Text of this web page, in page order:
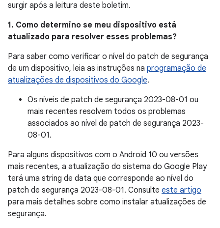
surgir após a leitura deste boletim.
1. Como determino se meu dispositivo está
atualizado para resolver esses problemas?
Para saber como verificar o nível do patch de segurança
de um dispositivo, leia as instruções na programação de
atualizações de dispositivos do Google.
Os níveis de patch de segurança 2023-08-01 ou
mais recentes resolvem todos os problemas
associados ao nível de patch de segurança 2023-
08-01.
Para alguns dispositivos com o Android 10 ou versões
mais recentes, a atualização do sistema do Google Play
terá uma string de data que corresponde ao nível do
patch de segurança 2023-08-01. Consulte este artigo
para mais detalhes sobre como instalar atualizações de
segurança.